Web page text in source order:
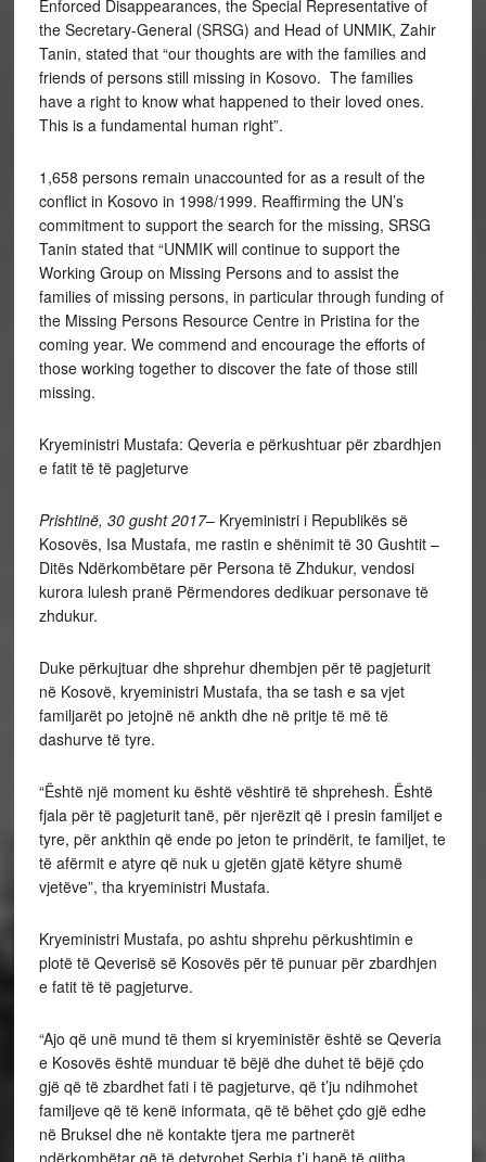
Enforced Disappearances, the Special Representative of
the Secretary-General (SRSG) and Head of UNMIK, Zahir
Tanin, stated that “our thoughts are with the families and
friends of persons still missing in Kosovo. The families
have a right to know what happened to their loved ones.
This is a fundamental human right”.
1,658 persons remain unaccounted for as a result of the
conflict in Kosovo in 1998/1999. Reaffirming the UN’s
commitment to support the search for the missing, SRSG
Tanin stated that “UNMIK will continue to support the
Working Group on Missing Persons and to assist the
families of missing persons, in particular through funding of
the Missing Persons Resource Centre in Pristina for the
coming year. We commend and encourage the efforts of
those working together to discover the fate of those still
missing.
Kryeministri Mustafa: Qeveria e përkushtuar për zbardhjen
e fatit të të pagjeturve
Prishtinë, 30 gusht 2017– Kryeministri i Republikës së
Kosovës, Isa Mustafa, me rastin e shënimit të 30 Gushtit –
Ditës Ndërkombëtare për Persona të Zhdukur, vendosi
kurora lulesh pranë Përmendores dedikuar personave të
zhdukur.
Duke përkujtuar dhe shprehur dhembjen për të pagjeturit
në Kosovë, kryeministri Mustafa, tha se tash e sa vjet
familjarët po jetojnë në ankth dhe në pritje të më të
dashurve të tyre.
“Është një moment ku është vështirë të shprehesh. Është
fjala për të pagjeturit tanë, për njerëzit që i presin familjet e
tyre, për ankthin që ende po jeton te prindërit, te familjet, te
të afërmit e atyre që nuk u gjetën gjatë këtyre shumë
vjetëve”, tha kryeministri Mustafa.
Kryeministri Mustafa, po ashtu shprehu përkushtimin e
plotë të Qeverisë së Kosovës për të punuar për zbardhjen
e fatit të të pagjeturve.
“Ajo që unë mund të them si kryeministër është se Qeveria
e Kosovës është munduar të bëjë dhe duhet të bëjë çdo
gjë që të zbardhet fati i të pagjeturve, që t’ju ndihmohet
familjeve që të kenë informata, që të bëhet çdo gjë edhe
në Bruksel dhe në kontakte tjera me partnerët
ndërkombëtar që të detyrohet Serbia t’i hapë të gjitha